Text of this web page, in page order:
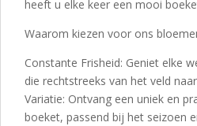
heeft u elke keer een mooi
Waarom kiezen voor ons
Constante Frisheid: Geniet elke
die rechtstreeks van het veld
Variatie: Ontvang een uniek en
boeket, passend bij het seizoen